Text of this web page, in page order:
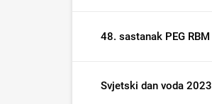
48. sastanak PEG RBM
Svjetski dan voda 2023